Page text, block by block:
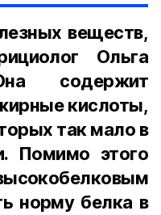
веществ,
Ольга
содержит
кислоты,
так мало в
Помимо этого
норму белка в